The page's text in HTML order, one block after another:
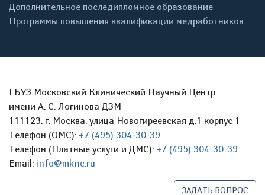
Дополнительное последипломное образование
Программы повышения квалификации медработников
ГБУЗ Московский Клинический Научный Центр
имени А. С. Логинова ДЗМ
111123, г. Москва, улица Новогиреевская д.1 корпус 1
Телефон (ОМС): +7 (495) 304-30-39
Телефон (Платные услуги и ДМС): +7 (495) 304-30-39
Email: info@mknc.ru
ЗАДАТЬ ВОПРОС